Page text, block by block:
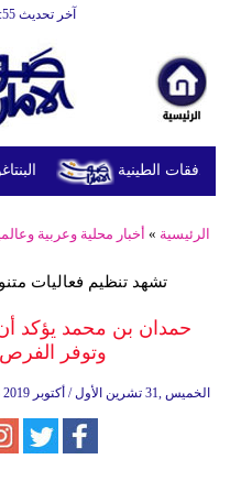
آخر تحديث 18:44:55 بتوقيت أبوظبي
الرئيسية » أخبار محلية وعربية
تشهد تنظيم فعاليات
حمدان بن محمد يؤكد أن
وتوفر
16:58 2019 الخميس ,31 تشرين الأول / أكتوبر